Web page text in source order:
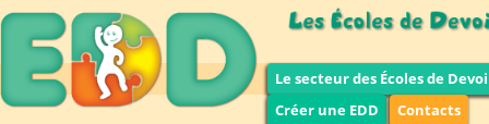
Le secteur des Écoles de
Créer une EDD
Contacts